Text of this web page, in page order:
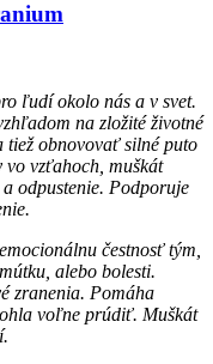
ľudí okolo nás a v svet.
na zložité životné
obnovovať silné puto
vo vzťahoch, muškát
odpustenie. Podporuje
čestnosť tým,
alebo bolesti.
zranenia. Pomáha
voľne prúdiť. Muškát